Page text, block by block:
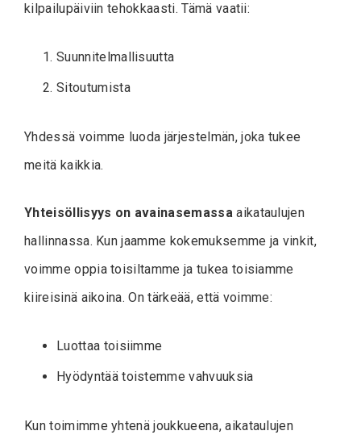
kilpailupäiviin tehokkaasti. Tämä vaatii:
Suunnitelmallisuutta
Sitoutumista
Yhdessä voimme luoda järjestelmän, joka tukee
meitä kaikkia.
Yhteisöllisyys on avainasemassaaikataulujen
hallinnassa. Kun jaamme kokemuksemme ja vinkit,
voimme oppia toisiltamme ja tukea toisiamme
kiireisinä aikoina. On tärkeää, että voimme:
Luottaa toisiimme
Hyödyntää toistemme vahvuuksia
Kun toimimme yhtenä joukkueena, aikataulujen